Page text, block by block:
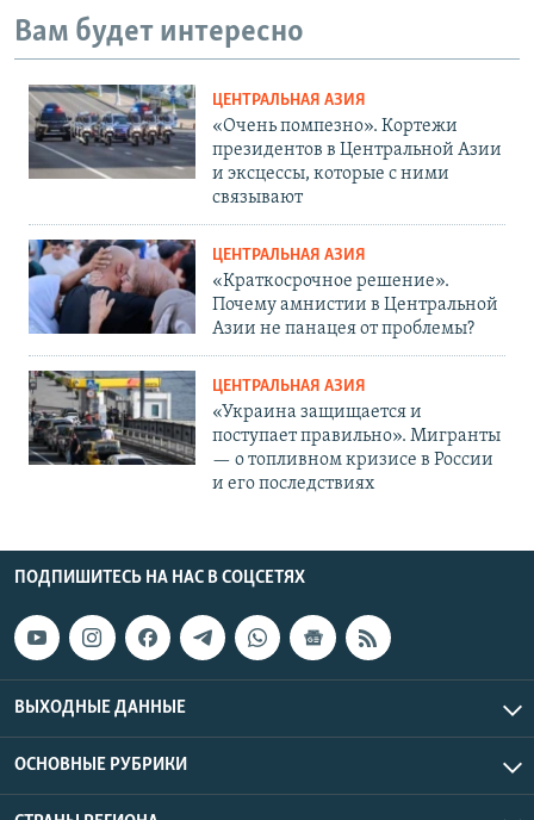
Вам будет интересно
ЦЕНТРАЛЬНАЯ АЗИЯ
«Очень помпезно». Кортежи
президентов в Центральной Азии
и эксцессы, которые с ними
связывают
ЦЕНТРАЛЬНАЯ АЗИЯ
«Краткосрочное решение».
Почему амнистии в Центральной
Азии не панацея от проблемы?
ЦЕНТРАЛЬНАЯ АЗИЯ
«Украина защищается и
поступает правильно». Мигранты
— о топливном кризисе в России
и его последствиях
ПОДПИШИТЕСЬ НА НАС В СОЦСЕТЯХ
ВЫХОДНЫЕ ДАННЫЕ
ОСНОВНЫЕ РУБРИКИ